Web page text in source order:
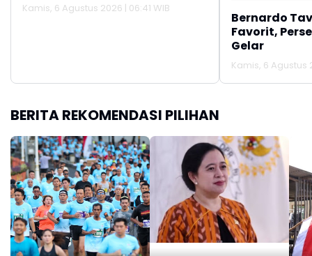
Kamis, 6 Agustus 2026 | 06:41 WIB
Bernardo
Favorit,
Gelar
Kamis, 6 Agustus
BERITA REKOMENDASI PILIHAN